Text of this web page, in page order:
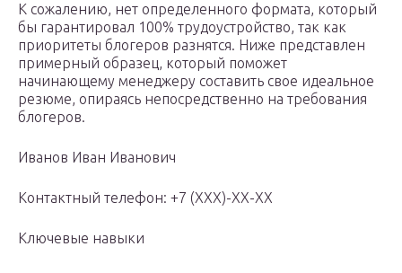
К сожалению, нет определенного формата, который
бы гарантировал 100% трудоустройство, так как
приоритеты блогеров разнятся. Ниже представлен
примерный образец, который поможет
начинающему менеджеру составить свое идеальное
резюме, опираясь непосредственно на требования
блогеров.
Иванов Иван Иванович
Контактный телефон: +7 (XXX)-XX-XX
Ключевые навыки